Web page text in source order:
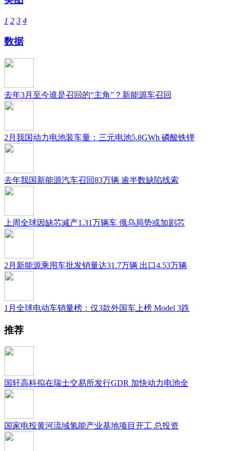
1 2 3 4
数据
去年3月至今谁是召回的“主角”？新能源车召回
2月我国动力电池装车量：三元电池5.8GWh 磷酸铁锂
去年我国新能源汽车召回83万辆 逾半数缺陷线索
上周全球因缺芯减产1.31万辆车 俄乌局势或加剧芯
2月新能源乘用车批发销量达31.7万辆 出口4.53万辆
1月全球电动车销量榜：仅3款外国车上榜 Model 3跌
推荐
国轩高科拟在瑞士交易所发行GDR 加快动力电池全
国家电投黄河流域氢能产业基地项目开工 总投资